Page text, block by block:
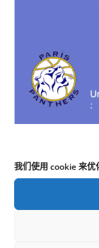
我们使用 cookie 来优
通过体
项目
该项目自 2021
发，并与巴黎市